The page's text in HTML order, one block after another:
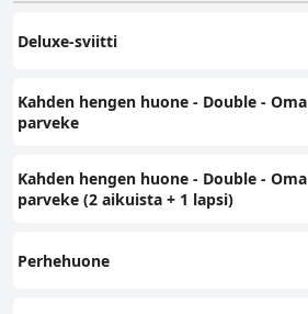
Deluxe-sviitti
Kahden hengen huone - Double - Oma
parveke
Kahden hengen huone - Double - Oma
parveke (2 aikuista + 1 lapsi)
Perhehuone